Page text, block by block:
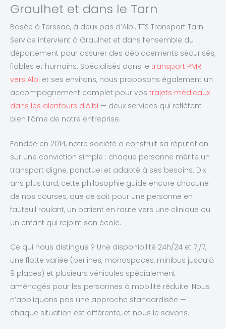
Graulhet et dans le Tarn
Basée à Terssac, à deux pas d’Albi, TTS Transport Tarn
Service intervient à Graulhet et dans l’ensemble du
département pour assurer des déplacements sécurisés,
fiables et humains. Spécialisés dans le transport PMR
vers Albi et ses environs, nous proposons également un
accompagnement complet pour vos trajets médicaux
dans les alentours d'Albi — deux services qui reflètent
bien l’âme de notre entreprise.
Fondée en 2014, notre société a construit sa réputation
sur une conviction simple : chaque personne mérite un
transport digne, ponctuel et adapté à ses besoins. Dix
ans plus tard, cette philosophie guide encore chacune
de nos courses, que ce soit pour une personne en
fauteuil roulant, un patient en route vers une clinique ou
un enfant qui rejoint son école.
Ce qui nous distingue ? Une disponibilité 24h/24 et 7j/7,
une flotte variée (berlines, monospaces, minibus jusqu’à
9 places) et plusieurs véhicules spécialement
aménagés pour les personnes à mobilité réduite. Nous
n’appliquons pas une approche standardisée —
chaque situation est différente, et nous le savons.